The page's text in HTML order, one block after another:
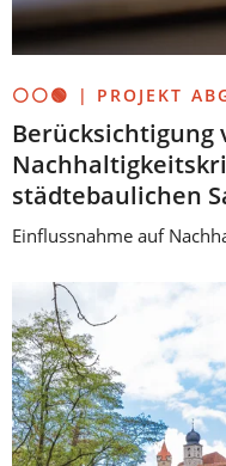
⚪⚪🟢 | PROJEKT
Berücksichtigung
städtebaulichen
Einflussnahme auf